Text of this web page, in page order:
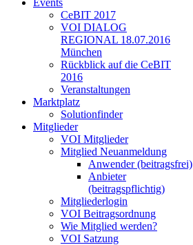
Events
CeBIT 2017
VOI DIALOG
REGIONAL 18.07.2016
München
Rückblick auf die CeBIT
2016
Veranstaltungen
Marktplatz
Solutionfinder
Mitglieder
VOI Mitglieder
Mitglied Neuanmeldung
Anwender (beitragsfrei)
Anbieter
(beitragspflichtig)
Mitgliederlogin
VOI Beitragsordnung
Wie Mitglied werden?
VOI Satzung